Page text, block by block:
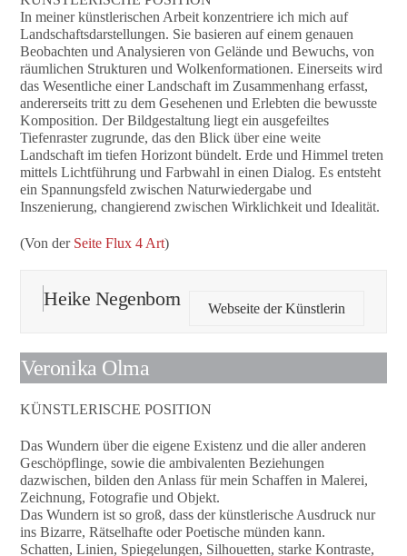
In meiner künstlerischen Arbeit konzentriere ich mich auf
Landschaftsdarstellungen. Sie basieren auf einem genauen
Beobachten und Analysieren von Gelände und Bewuchs, von
räumlichen Strukturen und Wolkenformationen. Einerseits wird
das Wesentliche einer Landschaft im Zusammenhang erfasst,
andererseits tritt zu dem Gesehenen und Erlebten die bewusste
Komposition. Der Bildgestaltung liegt ein ausgefeiltes
Tiefenraster zugrunde, das den Blick über eine weite
Landschaft im tiefen Horizont bündelt. Erde und Himmel treten
mittels Lichtführung und Farbwahl in einen Dialog. Es entsteht
ein Spannungsfeld zwischen Naturwiedergabe und
Inszenierung, changierend zwischen Wirklichkeit und Idealität.
(Von der Seite Flux 4 Art)
Heike Negenborn Webseite der Künstlerin
Veronika Olma
KÜNSTLERISCHE POSITION
Das Wundern über die eigene Existenz und die aller anderen
Geschöpflinge, sowie die ambivalenten Beziehungen
dazwischen, bilden den Anlass für mein Schaffen in Malerei,
Zeichnung, Fotografie und Objekt.
Das Wundern ist so groß, dass der künstlerische Ausdruck nur
ins Bizarre, Rätselhafte oder Poetische münden kann.
Schatten, Linien, Spiegelungen, Silhouetten, starke Kontraste,